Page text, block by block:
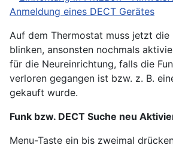
Auf dem Thermostat muss jetzt die
blinken, ansonsten nochmals
für die Neureinrichtung, falls die
verloren gegangen ist bzw. z. B.
gekauft wurde.
Funk bzw. DECT Suche neu
Menu-Taste ein bis zweimal